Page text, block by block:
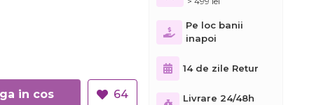
Adauga in cos
64
Pe loc banii
inapoi
14 de zile Retur
Livrare 24/48h